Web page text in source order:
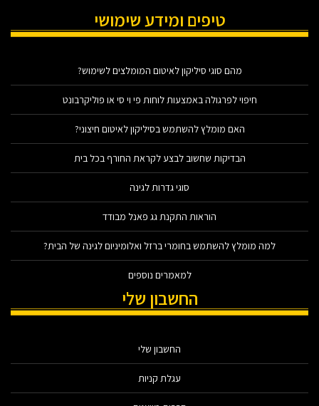
טיפים ומידע שימושי
מהם סוגי סיליקון לאיטום המומלצים לשימוש?
חיפוי לפרגולה באמצעות לוחות פי וי סי או פוליקרבונט
האם מומלץ להשתמש בסיליקון לאיטום חיצוני?
הבדיקות שחשוב לבצע לקראת החורף בכל בית
סוגי גדרות לגינה
הוראות התקנת גג פאנל מבודד
למה מומלץ להשתמש בחומרי ברזל ואלומיניום לגינה של הבית?
למאמרים נוספים
החשבון שלי
החשבון שלי
עגלת קניות